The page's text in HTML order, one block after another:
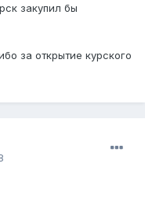
закупил бы
за открытие курского